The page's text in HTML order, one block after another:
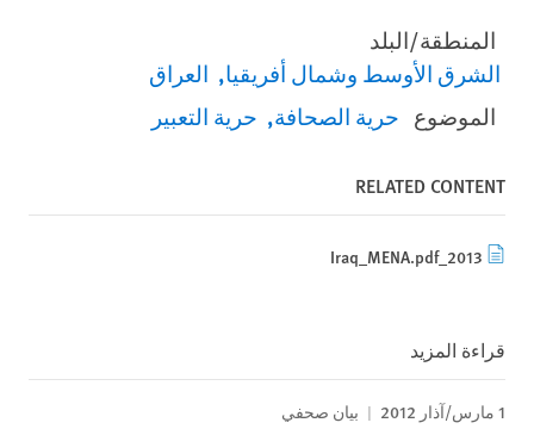
المنطقة/البلد
الشرق الأوسط وشمال أفريقيا العراق
الموضوع حرية الصحافة حرية التعبير
RELATED CONTENT
2013_Iraq_MENA.pdf
قراءة المزيد
1 مارس/آذار 2012 بيان صحفي